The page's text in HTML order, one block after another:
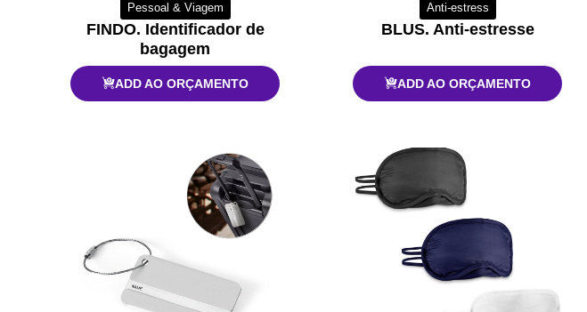
Pessoal & Viagem
FINDO. Identificador de
bagagem
ADD AO ORÇAMENTO
Anti-estress
BLUS. Anti-estresse
ADD AO ORÇAMENTO